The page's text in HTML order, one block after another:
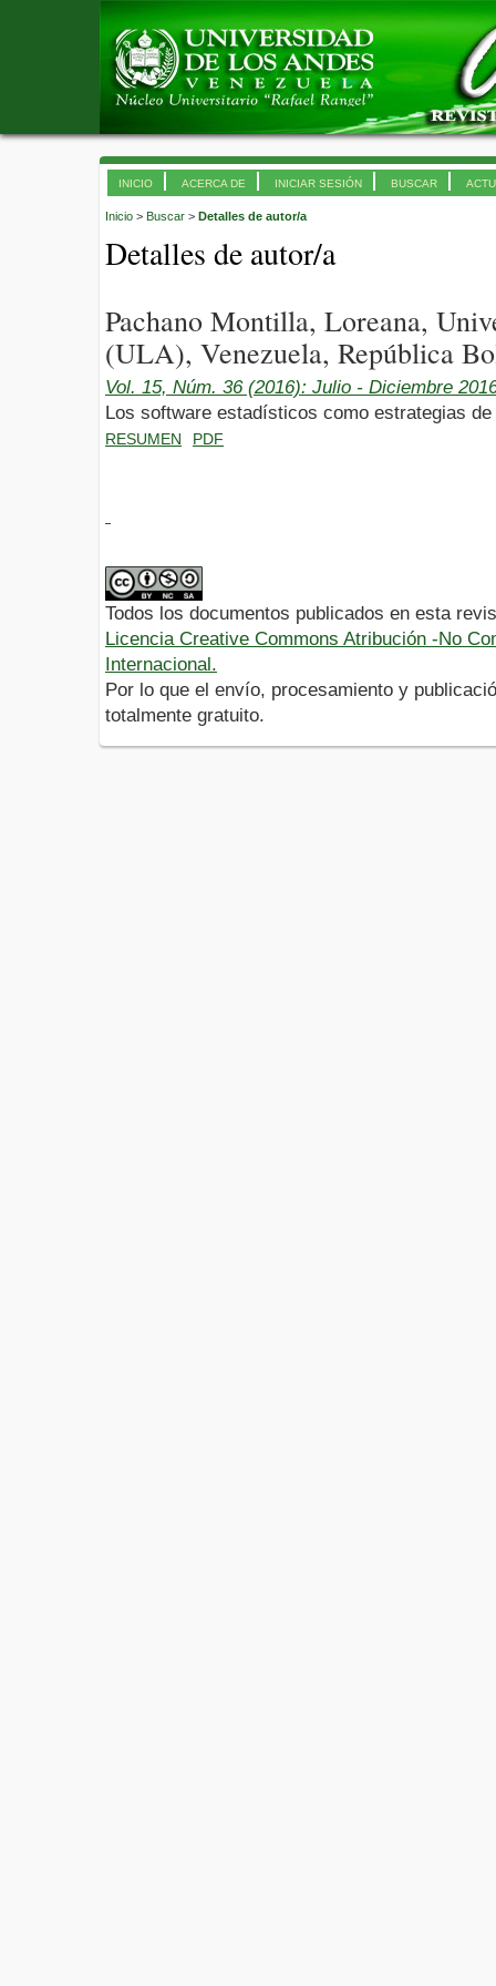
INICIO ACERCA DE INICIAR SESIÓN BUSCAR
Inicio > Buscar > Detalles de autor/a
Detalles de autor/a
Pachano Montilla, Loreana,
(ULA), Venezuela, República
Vol. 15, Núm. 36 (2016): Julio - Diciembre
Los software estadísticos como estrategias
RESUMEN PDF
Todos los documentos publicados en esta
Licencia Creative Commons Atribución -No
Internacional.
Por lo que el envío, procesamiento y
totalmente gratuito.